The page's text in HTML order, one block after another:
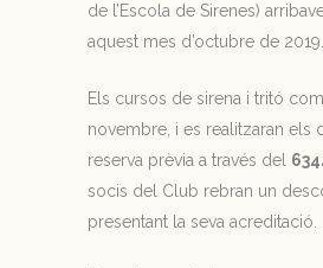
de l’Escola de Sirenes)
aquest mes d’octubre de 2019.
Els cursos de sirena i tritó
novembre, i es realitzaran els
reserva prèvia a través del
socis del Club rebran un
presentant la seva acreditació.